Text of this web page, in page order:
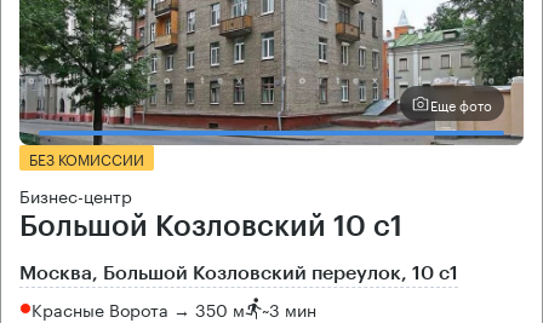
Еще фото
БЕЗ КОМИССИИ
Бизнес-центр
Большой Козловский 10 с1
Москва, Большой Козловский переулок, 10 с1
Красные Ворота → 350 м ~3 мин